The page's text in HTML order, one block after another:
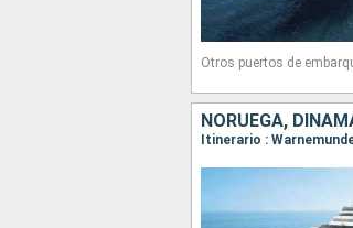
Otros puertos de
NORUEGA,
Itinerario :